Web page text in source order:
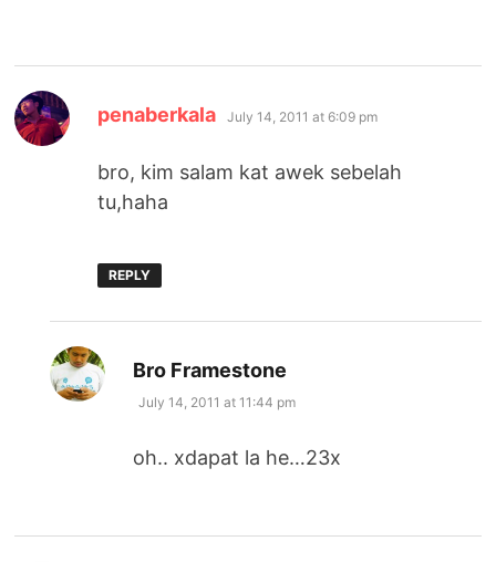
penaberkala says:
July 14, 2011 at 6:09 pm
bro, kim salam kat awek sebelah
tu,haha
REPLY
Bro Framestone
July 14, 2011 at 11:44 pm
oh.. xdapat la he…23x